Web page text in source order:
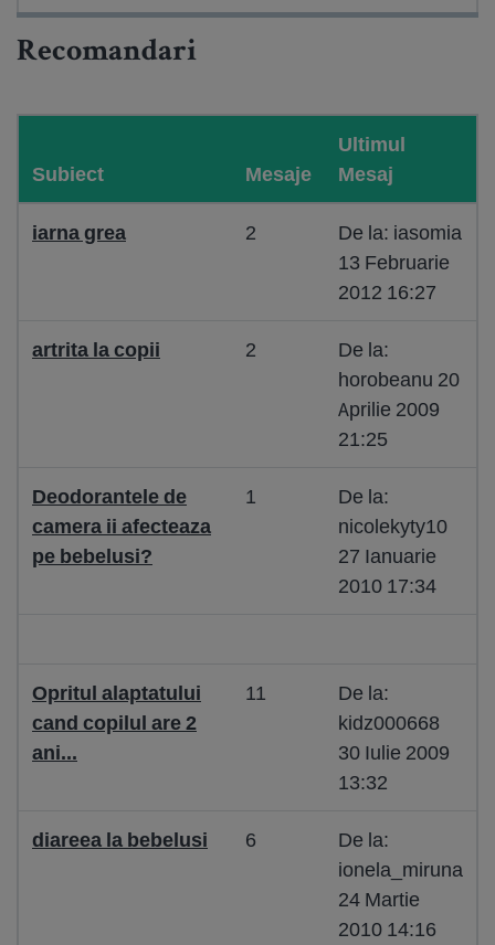
Recomandari
Subiect Mesaje
Ultimul
Mesaj
iarna grea 2
De la: iasomia
13 Februarie
2012 16:27
artrita la copii 2
De la:
horobeanu 20
Aprilie 2009
21:25
Deodorantele de
camera ii afecteaza
pe bebelusi?
1
De la:
nicolekyty10
27 Ianuarie
2010 17:34
Opritul alaptatului
cand copilul are 2
ani...
11
De la:
kidz000668
30 Iulie 2009
13:32
diareea la bebelusi 6
De la:
ionela_miruna
24 Martie
2010 14:16